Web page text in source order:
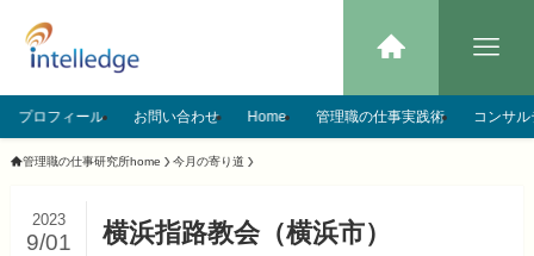
プロフィール お問い合わせ Home 管理職の仕事実践術 コンサ
管理職の仕事研究所home 今月の寄り道
横浜指路教会（横浜市）
2023
9/01